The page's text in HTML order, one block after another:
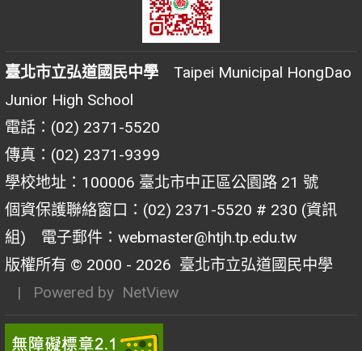
臺北市立弘道國民中學 Taipei Municipal HongDao
Junior High School
電話：(02) 2371-5520
傳真：(02) 2371-9399
學校地址：100006 臺北市中正區公園路 21 號
個資保護聯絡窗口：(02) 2371-5520 # 230 (資訊
組) 電子郵件：webmaster@htjh.tp.edu.tw
版權所有 © 2000 - 2026 臺北市立弘道國民中學
| Powered by NetView